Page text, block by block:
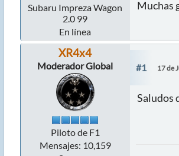
Subaru Impreza Wagon
2.0 99
En línea
Muchas
XR4x4
Moderador Global
Piloto de F1
Mensajes: 10,159
#1 17 de
Saludos